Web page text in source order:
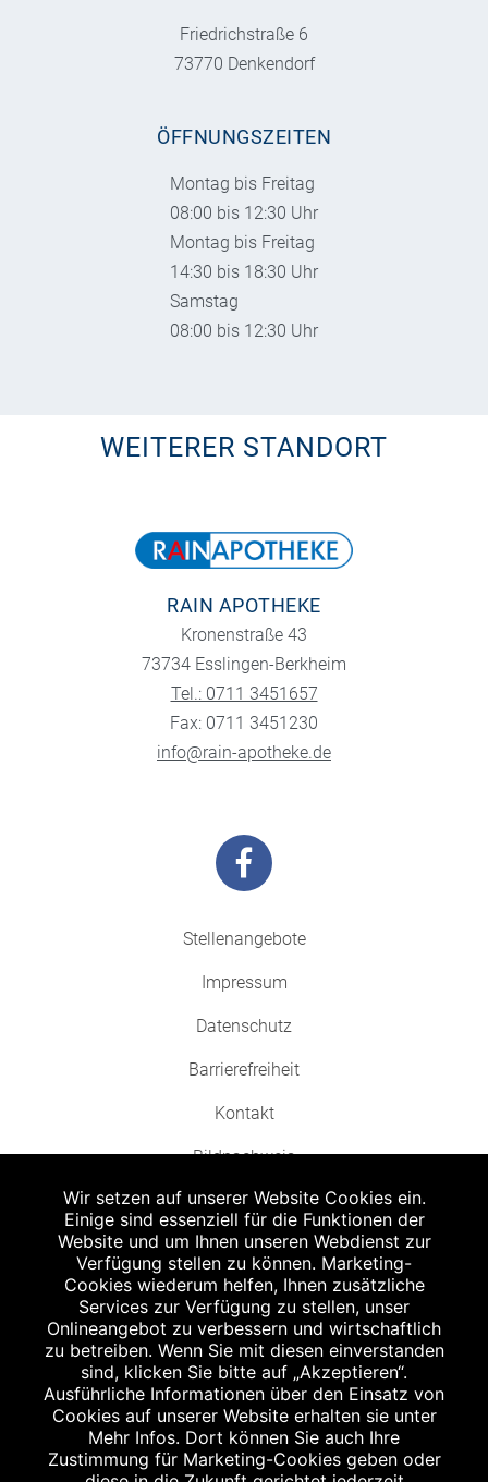
Friedrichstraße 6
73770 Denkendorf
ÖFFNUNGSZEITEN
Montag bis Freitag
08:00 bis 12:30 Uhr
Montag bis Freitag
14:30 bis 18:30 Uhr
Samstag
08:00 bis 12:30 Uhr
WEITERER STANDORT
RAIN APOTHEKE
Kronenstraße 43
73734 Esslingen-Berkheim
Tel.: 0711 3451657
Fax: 0711 3451230
info@rain-apotheke.de
Stellenangebote
Impressum
Datenschutz
Barrierefreiheit
Kontakt
Bildnachweis
Abgabe in haushaltsüblichen Mengen, solange der Vorrat reicht. Für Druck-
und Satzfehler keine Haftung.
Zu Risiken und Nebenwirkungen lesen Sie die Packungsbeilage und fragen
Sie Ihren Arzt oder Apotheker.
Angabe nach der deutschen Arzneimitteltaxe Apothekenerstattungspreis
(AEP). Der AEP ist keine unverbindliche Preisempfehlung der Hersteller. Der
AEP ist ein von den Apotheken in Ansatz gebrachter Preis für rezeptfreie
Arzneimittel. Er entspricht in der Höhe dem für Apotheken verbindlichen
Abgabepreis, zu dem eine Apotheke in bestimmten Fällen (z.B. bei Kindern
unter 12 Jahren) das Produkt mit der gesetzlichen Krankenversicherung
abrechnet. Der AEP ist der allgemeine Erstattungspreis im Falle einer
Wir setzen auf unserer Website Cookies ein.
Einige sind essenziell für die Funktionen der
Website und um Ihnen unseren Webdienst zur
Verfügung stellen zu können. Marketing-
Cookies wiederum helfen, Ihnen zusätzliche
Services zur Verfügung zu stellen, unser
Onlineangebot zu verbessern und wirtschaftlich
zu betreiben. Wenn Sie mit diesen einverstanden
sind, klicken Sie bitte auf „Akzeptieren“.
Ausführliche Informationen über den Einsatz von
Cookies auf unserer Website erhalten sie unter
Mehr Infos. Dort können Sie auch Ihre
Zustimmung für Marketing-Cookies geben oder